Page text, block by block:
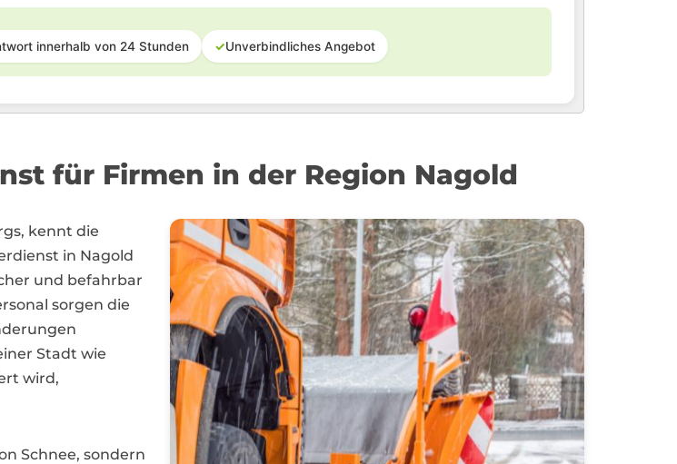
innerhalb von 24 Stunden ✓Unverbindliches Angebot
für Firmen in der Region Nagold
kennt die
in Nagold
und befahrbar
sorgen die
Stadt wie
wird,
Schnee, sondern